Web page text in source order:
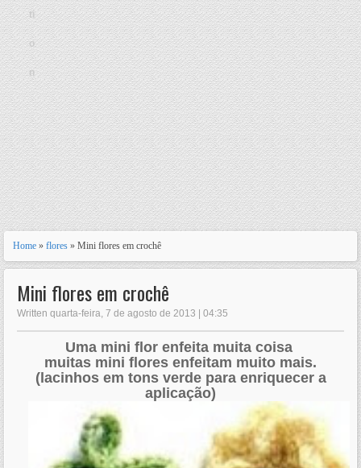
ti
o
n
Home » flores » Mini flores em crochê
Mini flores em crochê
Written quarta-feira, 7 de agosto de 2013 | 04:35
Uma mini flor enfeita muita coisa
muitas mini flores enfeitam muito mais.
(lacinhos em tons verde para enriquecer a
aplicação)